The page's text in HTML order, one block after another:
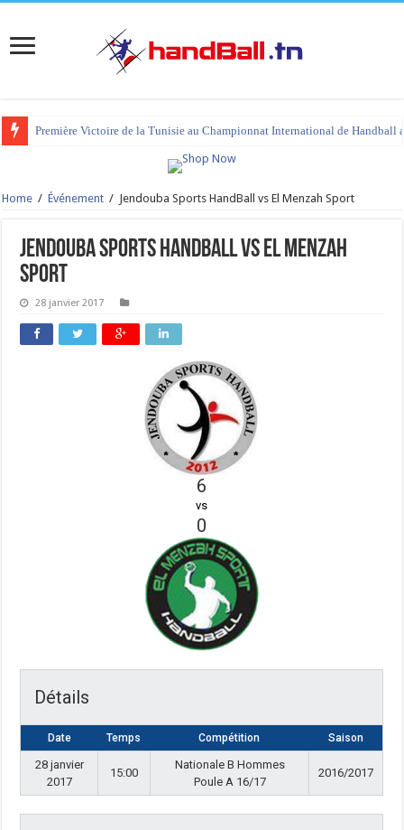
Première Victoire de la Tunisie au Championnat International de Handball
Home / Événement / Jendouba Sports HandBall vs El Menzah Sport
Jendouba Sports HandBall vs El Menzah
Sport
28 janvier 2017
6
vs
0
Détails
Date Temps Compétition Saison
28 janvier
2017
15:00
Nationale B Hommes
Poule A 16/17
2016/2017